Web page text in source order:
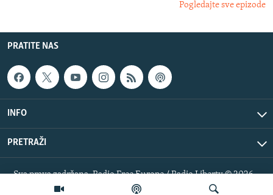
Pogledajte sve epizode
PRATITE NAS
INFO
PRETRAŽI
Sva prava zadržana. Radio Free Europe / Radio Liberty © 2026
RFE/RL, Inc.